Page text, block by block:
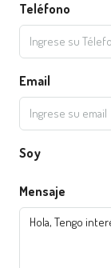
Teléfono
Email
Soy
Mensaje